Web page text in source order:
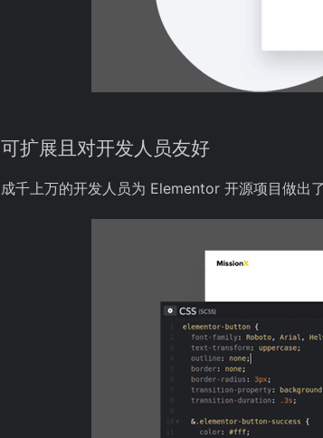
可扩展且对开发人员友好
成千上万的开发人员为 Elementor 开源项目做出